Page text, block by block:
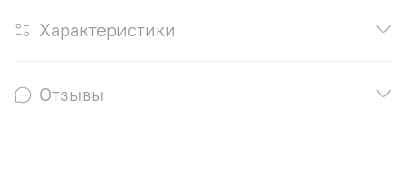
Характеристики
Отзывы